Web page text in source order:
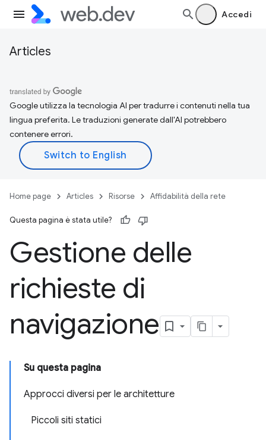
Accedi
Articles
Google utilizza la tecnologia AI per tradurre i contenuti nella tua
lingua preferita. Le traduzioni generate dall'AI potrebbero
contenere errori.
Home page Articles Risorse Affidabilità della rete
Questa pagina è stata utile?
Gestione delle
richieste di
navigazione
Su questa pagina
Approcci diversi per le architetture
Piccoli siti statici